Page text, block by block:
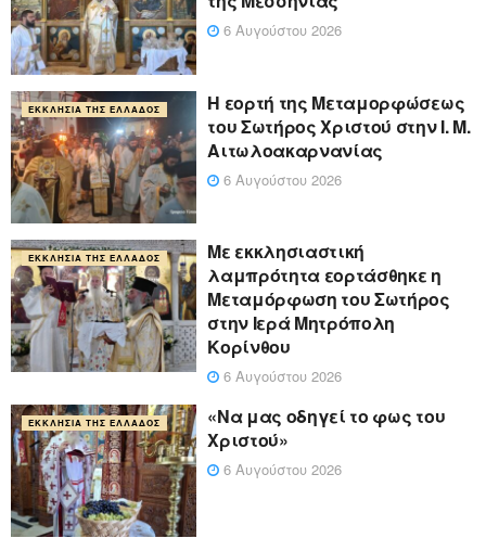
6 Αυγούστου 2026
ΕΚΚΛΗΣΊΑ ΤΗΣ ΕΛΛΆΔΟΣ
Η εορτή της Μεταμορφώσεως
του Σωτήρος Χριστού στην Ι. Μ.
Αιτωλοακαρνανίας
6 Αυγούστου 2026
ΕΚΚΛΗΣΊΑ ΤΗΣ ΕΛΛΆΔΟΣ
Με εκκλησιαστική
λαμπρότητα εορτάσθηκε η
Μεταμόρφωση του Σωτήρος
στην Ιερά Μητρόπολη
Κορίνθου
6 Αυγούστου 2026
ΕΚΚΛΗΣΊΑ ΤΗΣ ΕΛΛΆΔΟΣ
«Να μας οδηγεί το φως του
Χριστού»
6 Αυγούστου 2026